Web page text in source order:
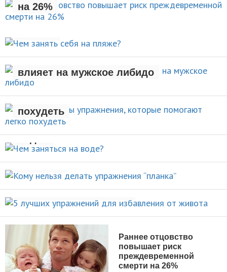
на 26%
Чем занять себя на
АКТИВНЫЙ ОТДЫХ
Рождение ребенка негативно
влияет на мужское либидо
НОВОСТИ
Стали известны упражнения,
которые помогают легко
похудеть
НОВОСТИ
Чем заняться на
воде?
ВИДЫ СПОРТА
Кому нельзя делать упражнения
“планка”
НОВОСТИ
5 лучших упражнений для
избавления от живота
ПОХУДЕНИЕ
Раннее отцовство
повышает риск
преждевременной
смерти на 26%